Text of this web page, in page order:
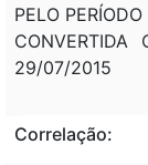
PELO
CONVERTIDA
29/07/2015
Correlação: